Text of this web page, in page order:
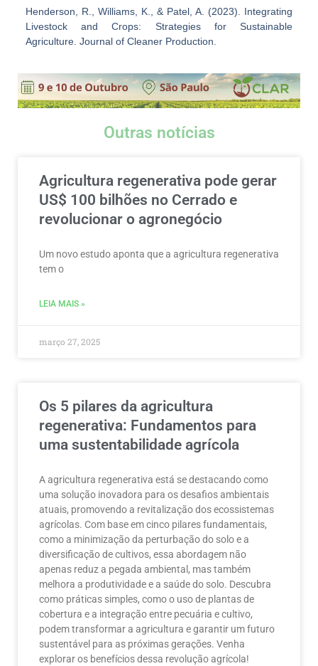
Henderson, R., Williams, K., & Patel, A. (2023). Integrating
Livestock and Crops: Strategies for Sustainable
Agriculture. Journal of Cleaner Production.
Outras notícias
Agricultura regenerativa pode gerar
US$ 100 bilhões no Cerrado e
revolucionar o agronegócio
Um novo estudo aponta que a agricultura regenerativa
tem o
LEIA MAIS »
março 27, 2025
Os 5 pilares da agricultura
regenerativa: Fundamentos para
uma sustentabilidade agrícola
A agricultura regenerativa está se destacando como
uma solução inovadora para os desafios ambientais
atuais, promovendo a revitalização dos ecossistemas
agrícolas. Com base em cinco pilares fundamentais,
como a minimização da perturbação do solo e a
diversificação de cultivos, essa abordagem não
apenas reduz a pegada ambiental, mas também
melhora a produtividade e a saúde do solo. Descubra
como práticas simples, como o uso de plantas de
cobertura e a integração entre pecuária e cultivo,
podem transformar a agricultura e garantir um futuro
sustentável para as próximas gerações. Venha
explorar os benefícios dessa revolução agrícola!